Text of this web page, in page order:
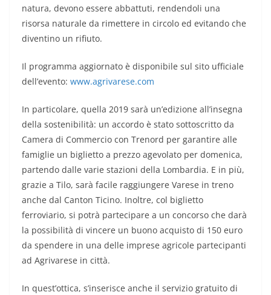
natura, devono essere abbattuti, rendendoli una
risorsa naturale da rimettere in circolo ed evitando che
diventino un rifiuto.
Il programma aggiornato è disponibile sul sito ufficiale
dell’evento: www.agrivarese.com
In particolare, quella 2019 sarà un’edizione all’insegna
della sostenibilità: un accordo è stato sottoscritto da
Camera di Commercio con Trenord per garantire alle
famiglie un biglietto a prezzo agevolato per domenica,
partendo dalle varie stazioni della Lombardia. E in più,
grazie a Tilo, sarà facile raggiungere Varese in treno
anche dal Canton Ticino. Inoltre, col biglietto
ferroviario, si potrà partecipare a un concorso che darà
la possibilità di vincere un buono acquisto di 150 euro
da spendere in una delle imprese agricole partecipanti
ad Agrivarese in città.
In quest’ottica, s’inserisce anche il servizio gratuito di